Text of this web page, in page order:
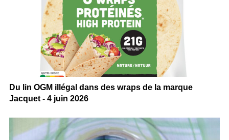
Du lin OGM illégal dans des wraps de la marque
Jacquet - 4 juin 2026